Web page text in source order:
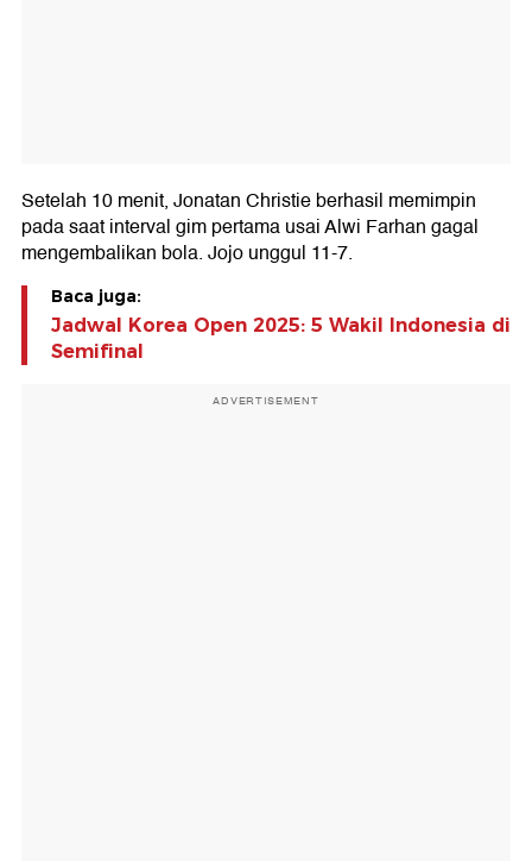
Setelah 10 menit, Jonatan Christie berhasil memimpin
pada saat interval gim pertama usai Alwi Farhan gagal
mengembalikan bola. Jojo unggul 11-7.
Baca juga:
Jadwal Korea Open 2025: 5 Wakil Indonesia di
Semifinal
ADVERTISEMENT